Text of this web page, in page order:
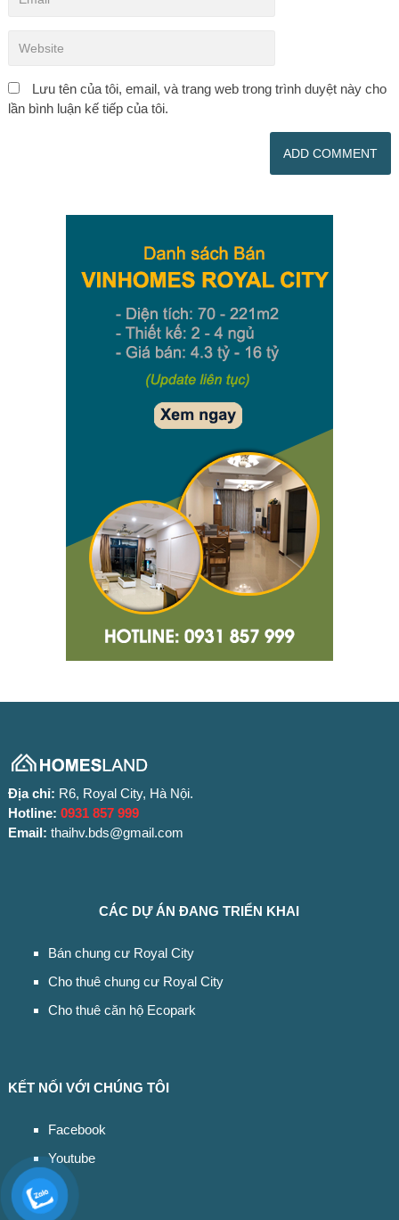
Lưu tên của tôi, email, và trang web trong trình duyệt này cho
lần bình luận kế tiếp của tôi.
Địa chỉ: R6, Royal City, Hà Nội.
Hotline: 0931 857 999
Email: thaihv.bds@gmail.com
CÁC DỰ ÁN ĐANG TRIỂN KHAI
Bán chung cư Royal City
Cho thuê chung cư Royal City
Cho thuê căn hộ Ecopark
KẾT NỐI VỚI CHÚNG TÔI
Facebook
Youtube